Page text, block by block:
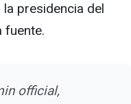
presidencia del
fuente.
official,